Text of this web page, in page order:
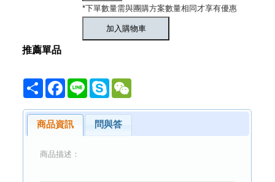
*下單數量需與團購方案數量相同才享有優惠
推薦單品
Share Facebook
Line Skype
商品資訊 問與答
商品描述：